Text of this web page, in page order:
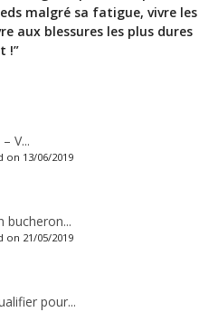
malgré sa fatigue, vivre les
aux blessures les plus dures
!”
V...
on 13/06/2019
bucheron...
on 21/05/2019
pour...